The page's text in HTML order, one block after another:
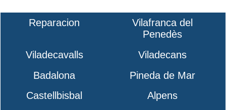
Reparacion
Vilafranca del
Penedès
Viladecavalls
Viladecans
Badalona
Pineda de Mar
Castellbisbal
Alpens